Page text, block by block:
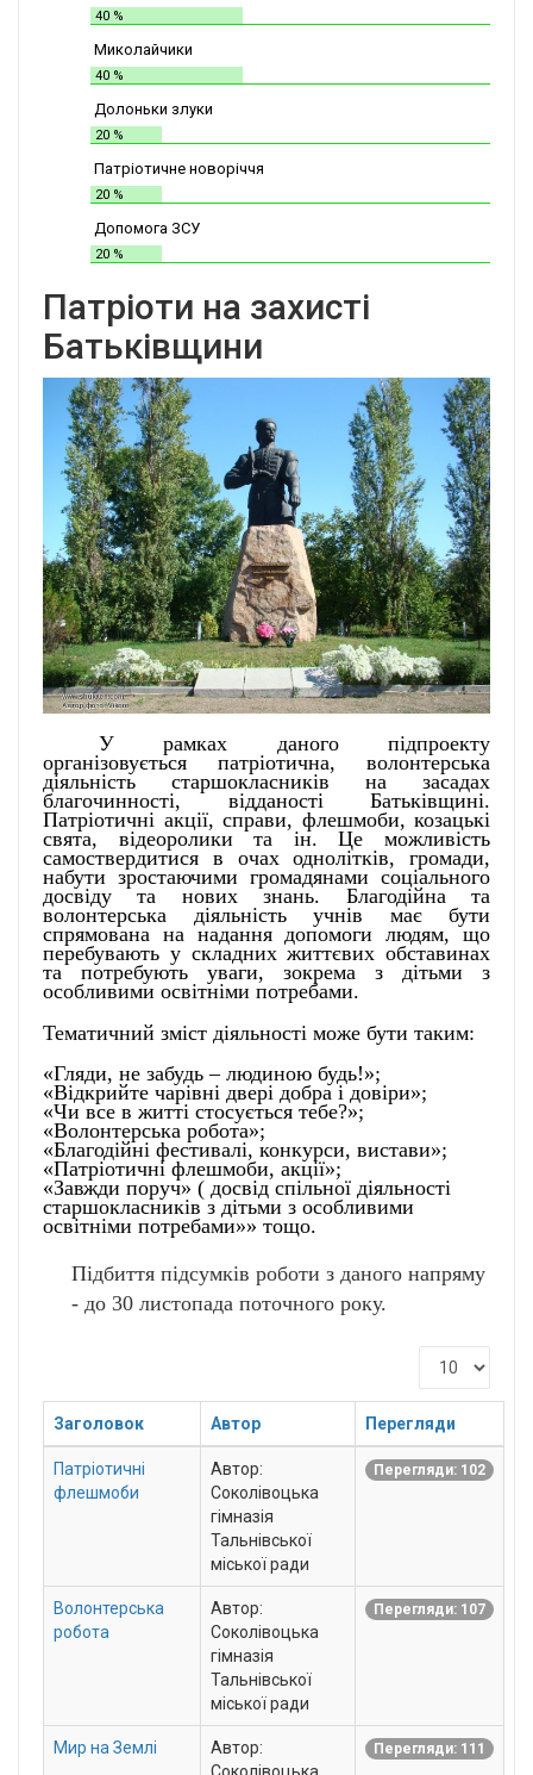
ЗОШ
40 %
Миколайчики
40 %
Долоньки злуки
20 %
Патріотичне новоріччя
20 %
Допомога ЗСУ
20 %
Патріоти на захисті
Батьківщини
У рамках даного підпроекту
організовується патріотична, волонтерська
діяльність старшокласників на засадах
благочинності, відданості Батьківщині.
Патріотичні акції, справи, флешмоби, козацькі
свята, відеоролики та ін. Це можливість
самоствердитися в очах однолітків, громади,
набути зростаючими громадянами соціального
досвіду та нових знань. Благодійна та
волонтерська діяльність учнів має бути
спрямована на надання допомоги людям, що
перебувають у складних життєвих обставинах
та потребують уваги, зокрема з дітьми з
особливими освітніми потребами.
Тематичний зміст діяльності може бути таким:
«Гляди, не забудь – людиною будь!»;
«Відкрийте чарівні двері добра і довіри»;
«Чи все в житті стосується тебе?»;
«Волонтерська робота»;
«Благодійні фестивалі, конкурси, вистави»;
«Патріотичні флешмоби, акції»;
«Завжди поруч» ( досвід спільної діяльності
старшокласників з дітьми з особливими
освітніми потребами»» тощо.
Підбиття підсумків роботи з даного напряму
- до 30 листопада поточного року.
Показати
Заголовок Автор Перегляди
Патріотичні
флешмоби
Автор:
Соколівоцька
гімназія
Тальнівської
міської ради
Перегляди: 102
Волонтерська
робота
Автор:
Соколівоцька
гімназія
Тальнівської
міської ради
Перегляди: 107
Мир на Землі
Автор:
Перегляди: 111